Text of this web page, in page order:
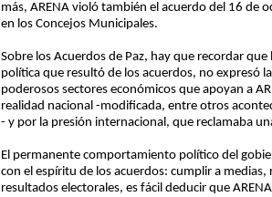
más, ARENA violó también el acuerdo del 16 de
en los Concejos Municipales.
Sobre los Acuerdos de Paz, hay que recordar
política que resultó de los acuerdos, no expresó
poderosos sectores económicos que apoyan a
realidad nacional -modificada, entre otros
- y por la presión internacional, que reclamaba
El permanente comportamiento político del
con el espíritu de los acuerdos: cumplir a
resultados electorales, es fácil deducir que